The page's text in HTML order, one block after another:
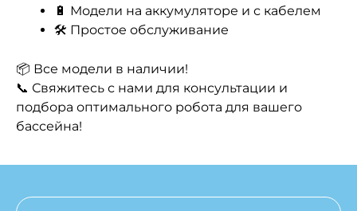
🔋 Модели на аккумуляторе и с кабелем
🛠️ Простое обслуживание
📦 Все модели в наличии!
📞 Свяжитесь с нами для консультации и
подбора оптимального робота для вашего
бассейна!